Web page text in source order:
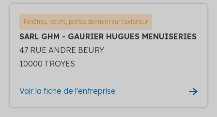
Fenêtres, volets, portes donnant sur l'exterieur
SARL GHM - GAURIER HUGUES MENUISERIES
47 RUE ANDRE BEURY
10000 TROYES
Voir la fiche de l'entreprise